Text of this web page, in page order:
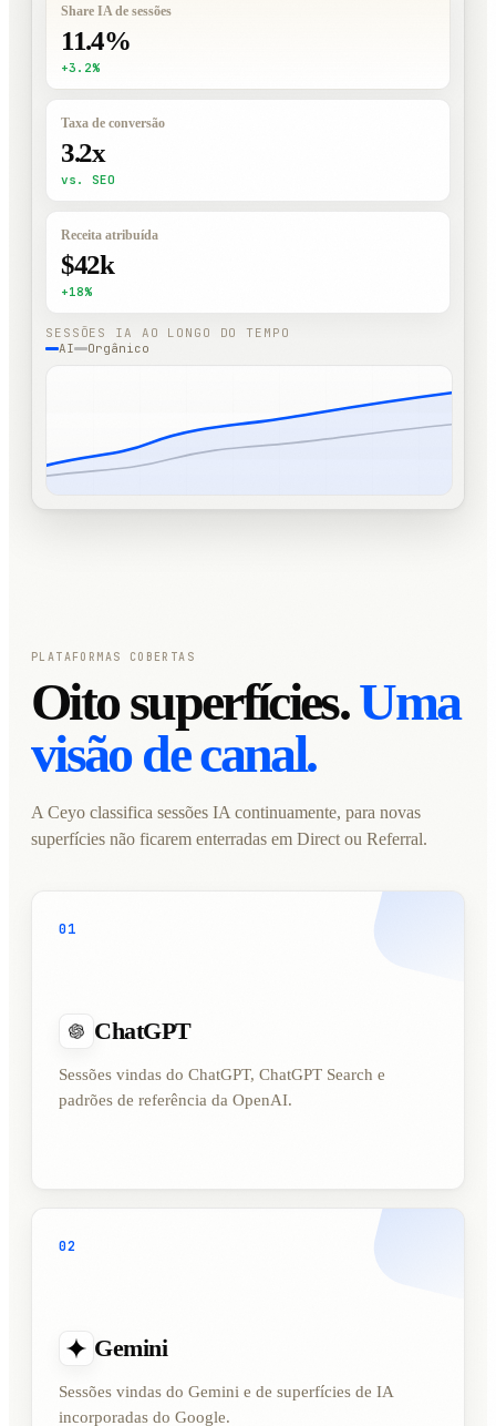
Share IA de sessões
11.4%
+3.2%
Taxa de conversão
3.2x
vs. SEO
Receita atribuída
$42k
+18%
SESSÕES IA AO LONGO DO TEMPO
AI
Orgânico
PLATAFORMAS COBERTAS
Oito superfícies.Uma
visão de canal.
A Ceyo classifica sessões IA continuamente, para novas
superfícies não ficarem enterradas em Direct ou Referral.
01
ChatGPT
Sessões vindas do ChatGPT, ChatGPT Search e
padrões de referência da OpenAI.
02
Gemini
Sessões vindas do Gemini e de superfícies de IA
incorporadas do Google.